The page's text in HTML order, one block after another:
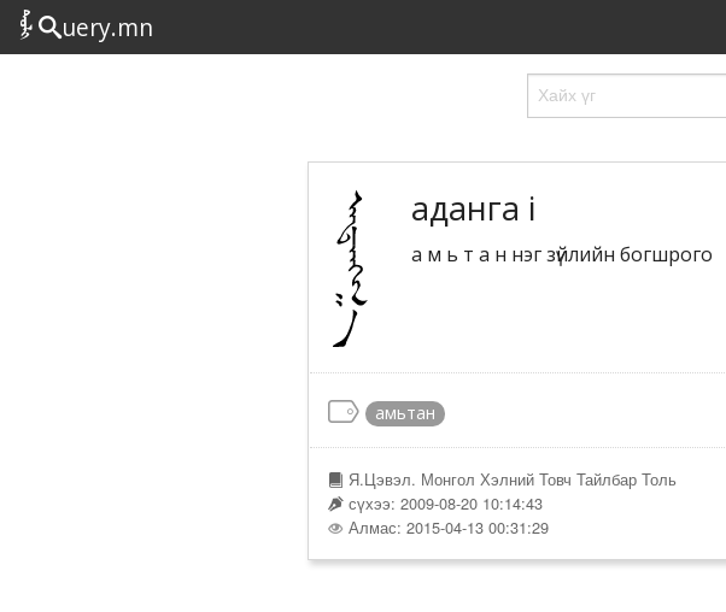
uery.mn
аданга i
а м ь т а н нэг зүйлийн богшрого
амьтан
Я.Цэвэл. Монгол Хэлний Товч Тайлбар Толь
сүхээ: 2009-08-20 10:14:43
Алмас: 2015-04-13 00:31:29